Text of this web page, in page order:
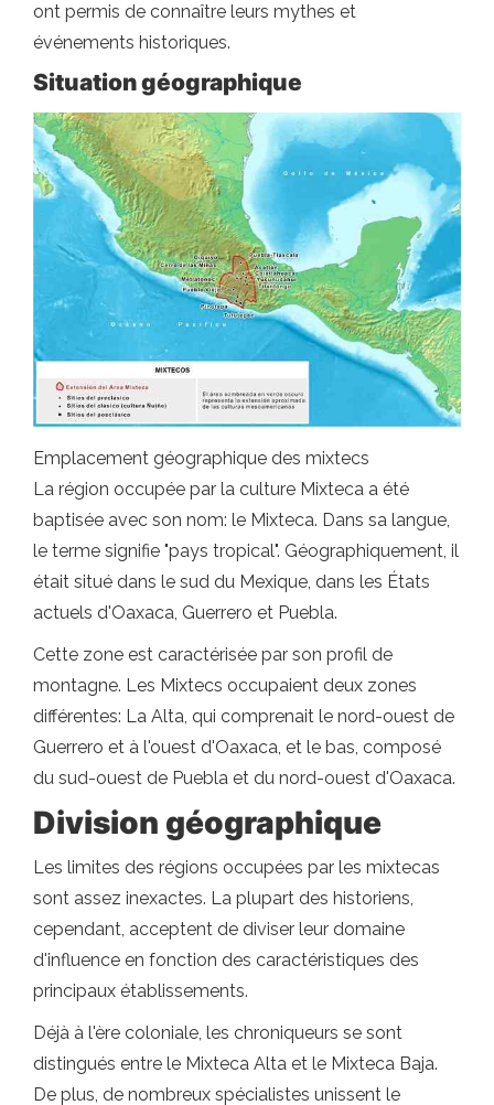
ont permis de connaître leurs mythes et
événements historiques.
Situation géographique
Emplacement géographique des mixtecs
La région occupée par la culture Mixteca a été
baptisée avec son nom: le Mixteca. Dans sa langue,
le terme signifie "pays tropical". Géographiquement, il
était situé dans le sud du Mexique, dans les États
actuels d'Oaxaca, Guerrero et Puebla.
Cette zone est caractérisée par son profil de
montagne. Les Mixtecs occupaient deux zones
différentes: La Alta, qui comprenait le nord-ouest de
Guerrero et à l'ouest d'Oaxaca, et le bas, composé
du sud-ouest de Puebla et du nord-ouest d'Oaxaca.
Division géographique
Les limites des régions occupées par les mixtecas
sont assez inexactes. La plupart des historiens,
cependant, acceptent de diviser leur domaine
d'influence en fonction des caractéristiques des
principaux établissements.
Déjà à l'ère coloniale, les chroniqueurs se sont
distingués entre le Mixteca Alta et le Mixteca Baja.
De plus, de nombreux spécialistes unissent le